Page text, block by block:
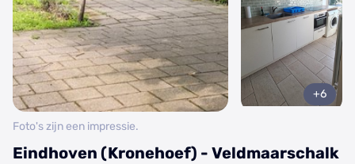
Eindhoven (Kronehoef) - Veldmaarschalk
+6
Foto's zijn een impressie.